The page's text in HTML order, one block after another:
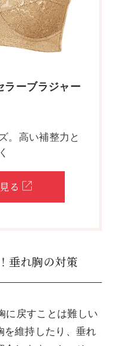
ラーブラジャー
。高い補整力と
る
垂れ胸の対策
に戻すことは難しい
を維持したり、垂れ